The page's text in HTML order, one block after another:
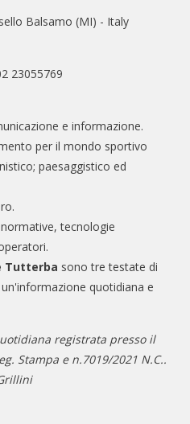
Balsamo (MI) - Italy
23055769
e informazione.
per il mondo sportivo
paesaggistico ed
tecnologie
Tutterba sono tre testate di
quotidiana e
registrata presso il
Stampa e n.7019/2021 N.C..